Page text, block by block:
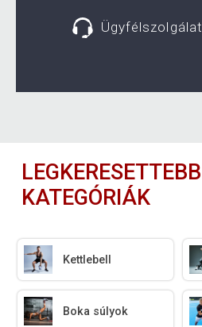
Ügyfélszolgálat
LEGKERESETTEBB
KATEGÓRIÁK
Kettlebell
Boka súlyok